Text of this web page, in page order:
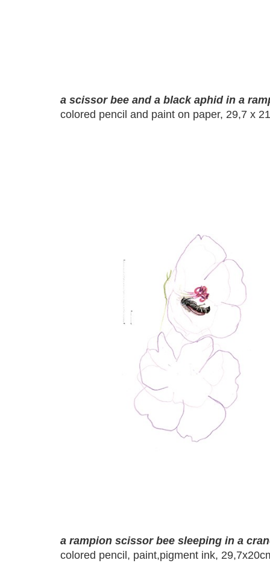
a scissor bee and a black aphid in a
colored pencil and paint on paper, 29,7 x
a rampion scissor bee sleeping in a
colored pencil, paint,pigment ink,